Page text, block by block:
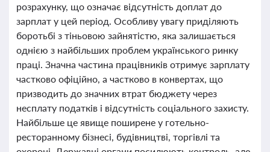
розрахунку, що означає відсутність доплат до
зарплат у цей період. Особливу увагу приділяють
боротьбі з тіньовою зайнятістю, яка залишається
однією з найбільших проблем українського ринку
праці. Значна частина працівників отримує зарплату
частково офіційно, а частково в конвертах, що
призводить до значних втрат бюджету через
несплату податків і відсутність соціального захисту.
Найбільше це явище поширене у готельно-
ресторанному бізнесі, будівництві, торгівлі та